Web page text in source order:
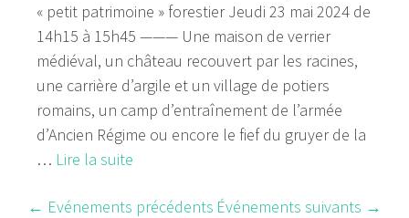
« petit patrimoine » forestier Jeudi 23 mai 2024 de
14h15 à 15h45 ——— Une maison de verrier
médiéval, un château recouvert par les racines,
une carrière d’argile et un village de potiers
romains, un camp d’entraînement de l’armée
d’Ancien Régime ou encore le fief du gruyer de la
… Lire la suite
Événements suivants →
← Evénements précédents